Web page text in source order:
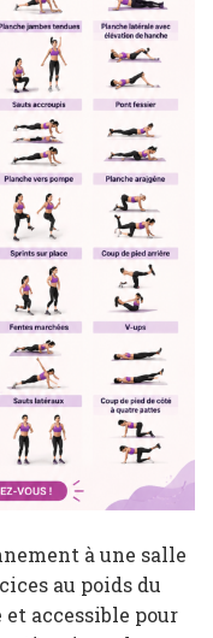
à une salle
au poids du
accessible pour